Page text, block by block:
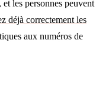
les personnes peuvent
déjà correctement les
aux numéros de